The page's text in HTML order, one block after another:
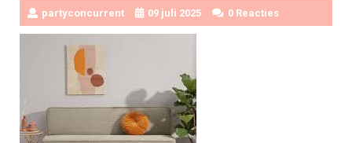
partyconcurrent 09 juli 2025 0 Reacties